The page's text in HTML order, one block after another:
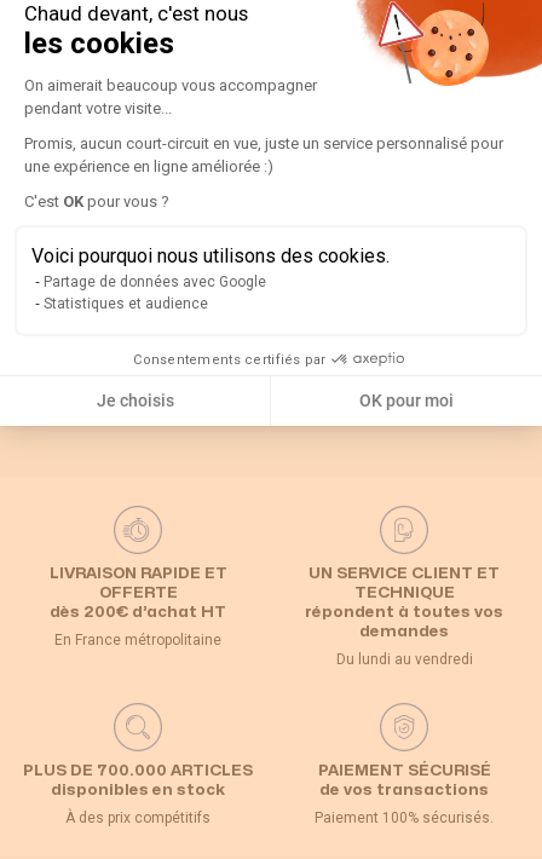
Chaud devant, c'est nous
les cookies
Plateforme de Gestion du
On aimerait beaucoup vous accompagner
pendant votre visite...
Promis, aucun court-circuit en vue, juste un service personnalisé pour
une expérience en ligne améliorée :)
C'est OK pour vous ?
Voici pourquoi nous utilisons des cookies.
Partage de données avec Google
Statistiques et audience
Consentements certifiés par
Je choisis OK pour moi
Informations techniques
Détails
Catégories associées
Default Category
Interrupteur
Poignées et axes
LIVRAISON RAPIDE ET
OFFERTE
dès 200€ d’achat HT
En France métropolitaine
UN SERVICE CLIENT ET
TECHNIQUE
répondent à toutes vos
demandes
Du lundi au vendredi
PLUS DE 700.000 ARTICLES
disponibles en stock
À des prix compétitifs
PAIEMENT SÉCURISÉ
de vos transactions
Paiement 100% sécurisés.